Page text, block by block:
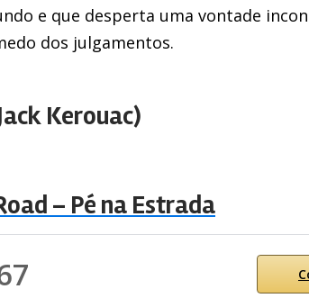
e que desperta uma vontade
dos julgamentos.
Kerouac)
– Pé na Estrada